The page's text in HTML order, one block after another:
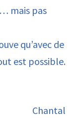
mais pas
qu’avec de
est possible.
Chantal